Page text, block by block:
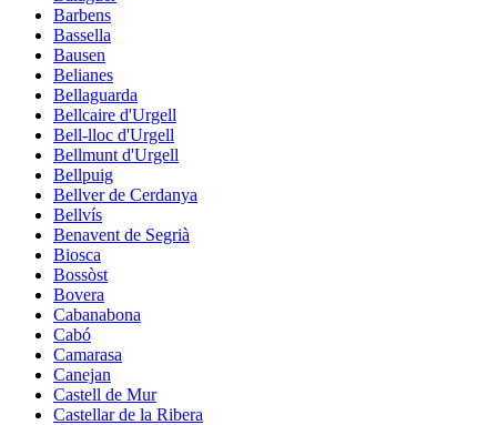
Barbens
Bassella
Bausen
Belianes
Bellaguarda
Bellcaire d'Urgell
Bell-lloc d'Urgell
Bellmunt d'Urgell
Bellpuig
Bellver de Cerdanya
Bellvís
Benavent de Segrià
Biosca
Bossòst
Bovera
Cabanabona
Cabó
Camarasa
Canejan
Castell de Mur
Castellar de la Ribera